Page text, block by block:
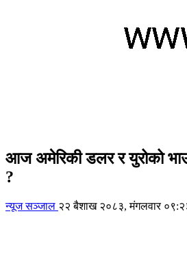
आज अमेरिकी डलर र युरोको
?
न्यूज सञ्जाल २२ बैशाख २०८३, मंगलवार